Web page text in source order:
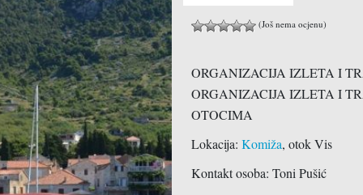
Financijska agencija
Poštanski uredi
Cvjećarnice
Darovni dućan
Domaćim proizvodima
foto radnja
Škola-srednja
Škole-osnovne
Škole-visoka učilišta
(Još nema ocjenu)
ORGANIZACIJA IZLETA I
ORGANIZACIJA IZLETA I
OTOCIMA
Lokacija: Komiža, otok Vis
Kontakt osoba: Toni Pušić